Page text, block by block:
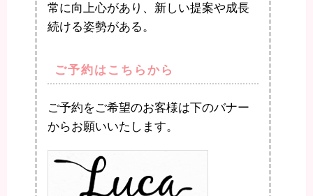
常に向上心があり、新しい提案や成長
続ける姿勢がある。
ご予約はこちらから
ご予約をご希望のお客様は下のバナー
からお願いいたします。